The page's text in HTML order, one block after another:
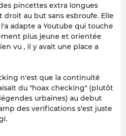
pincettes extra longues
au but sans esbroufe. Elle
adapte a Youtube qui touche
plus jeune et orientée
vu , il y avait une place a
n'est que la continuité
du "hoax checking" (plutôt
urbaines) au debut
des verifications s'est juste